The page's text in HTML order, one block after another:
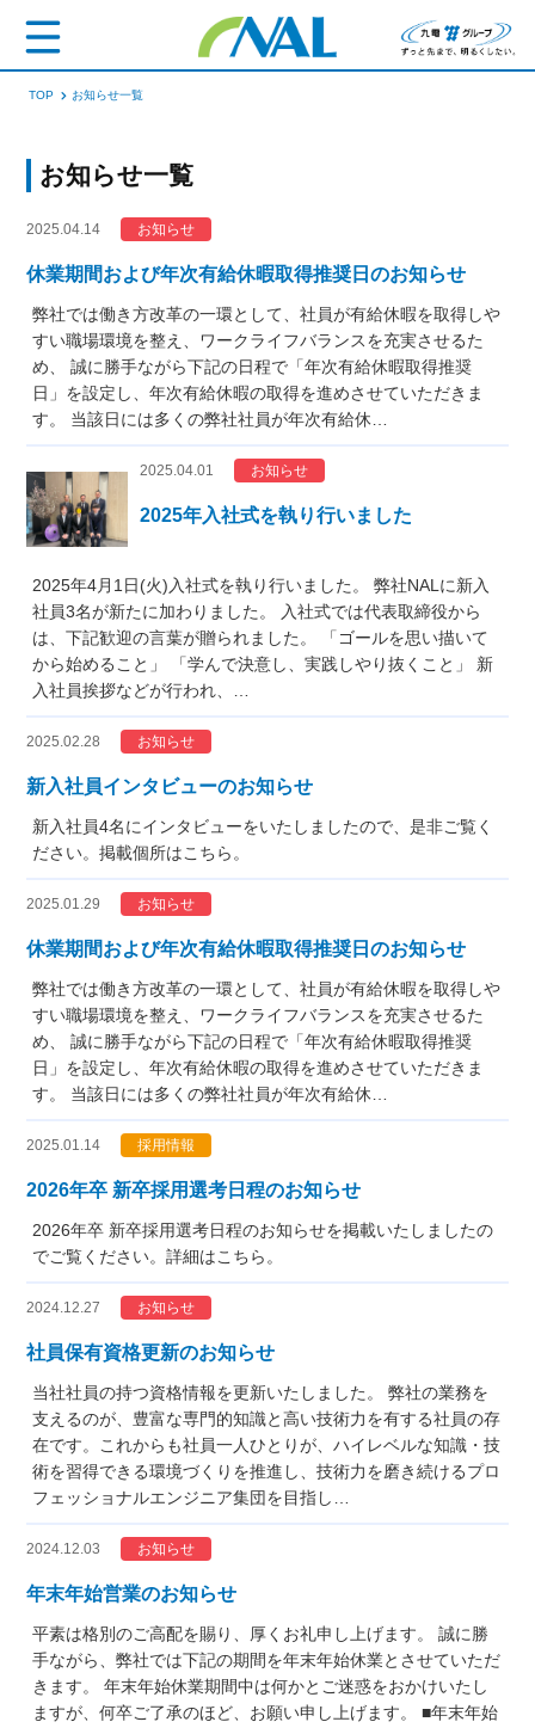
TOP お知らせ一覧
お知らせ一覧
2025.04.14 お知らせ
休業期間および年次有給休暇取得推奨日のお知らせ
弊社では働き方改革の一環として、社員が有給休暇を取得しや
すい職場環境を整え、ワークライフバランスを充実させるた
め、 誠に勝手ながら下記の日程で「年次有給休暇取得推奨
日」を設定し、年次有給休暇の取得を進めさせていただきま
す。 当該日には多くの弊社社員が年次有給休…
2025.04.01 お知らせ
2025年入社式を執り行いました
2025年4月1日(火)入社式を執り行いました。 弊社NALに新入
社員3名が新たに加わりました。 入社式では代表取締役から
は、下記歓迎の言葉が贈られました。 「ゴールを思い描いて
から始めること」 「学んで決意し、実践しやり抜くこと」 新
入社員挨拶などが行われ、…
2025.02.28 お知らせ
新入社員インタビューのお知らせ
新入社員4名にインタビューをいたしましたので、是非ご覧く
ださい。掲載個所はこちら。
2025.01.29 お知らせ
休業期間および年次有給休暇取得推奨日のお知らせ
弊社では働き方改革の一環として、社員が有給休暇を取得しや
すい職場環境を整え、ワークライフバランスを充実させるた
め、 誠に勝手ながら下記の日程で「年次有給休暇取得推奨
日」を設定し、年次有給休暇の取得を進めさせていただきま
す。 当該日には多くの弊社社員が年次有給休…
2025.01.14 採用情報
2026年卒 新卒採用選考日程のお知らせ
2026年卒 新卒採用選考日程のお知らせを掲載いたしましたの
でご覧ください。詳細はこちら。
2024.12.27 お知らせ
社員保有資格更新のお知らせ
当社社員の持つ資格情報を更新いたしました。 弊社の業務を
支えるのが、豊富な専門的知識と高い技術力を有する社員の存
在です。これからも社員一人ひとりが、ハイレベルな知識・技
術を習得できる環境づくりを推進し、技術力を磨き続けるプロ
フェッショナルエンジニア集団を目指し…
2024.12.03 お知らせ
年末年始営業のお知らせ
平素は格別のご高配を賜り、厚くお礼申し上げます。 誠に勝
手ながら、弊社では下記の期間を年末年始休業とさせていただ
きます。 年末年始休業期間中は何かとご迷惑をおかけいたし
ますが、何卒ご了承のほど、お願い申し上げます。 ■年末年始